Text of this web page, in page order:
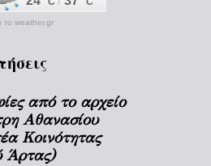
το weather.gr
από το αρχείο
Αθανασίου
Κοινότητας
Άρτας)